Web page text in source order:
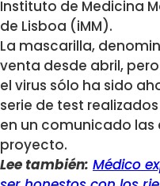
Instituto de Medicina
de Lisboa (iMM).
La mascarilla,
venta desde abril,
el virus sólo ha sido
serie de test
en un comunicado
proyecto.
Lee también: Médico